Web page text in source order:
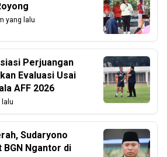
yang lalu
Perjuangan
Evaluasi Usai
AFF 2026
lalu
Sudaryono
Ngantor di